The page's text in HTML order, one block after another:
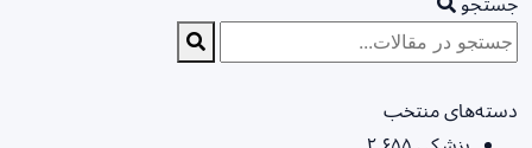
دسته‌های منتخب